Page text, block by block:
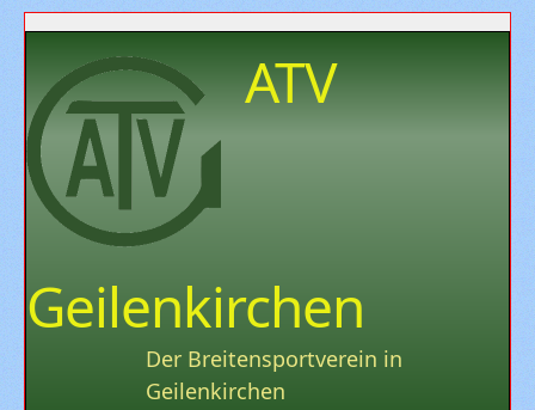
ATV
Geilenkirchen
Der Breitensportverein in
Geilenkirchen